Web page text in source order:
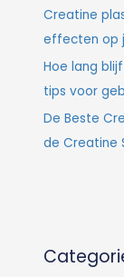
Creatine
effecten op
Hoe lang
tips voor
De Beste
de Creatine